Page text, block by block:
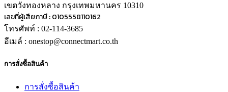
เขตวังทองหลาง กรุงเทพมหานคร 10310
เลขที่ผู้เสียภาษี : 0105558110162
โทรศัพท์ : 02-114-3685
อีเมล์ : onestop@connectmart.co.th
การสั่งซื้อสินค้า
การสั่งซื้อสินค้า